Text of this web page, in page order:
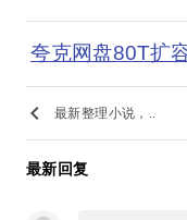
夸克网盘80T扩
keyboard_arrow_left 最新整理小说，..
最新回复